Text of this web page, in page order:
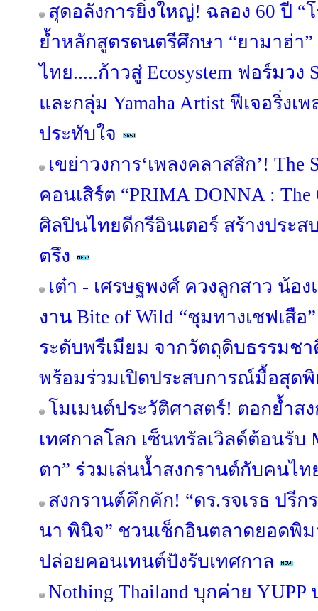
สุดอลังการยิ่งใหญ่! ฉลอง 60 ปี “
ย้ำหลักสูตรดนตรีศึกษา “ยามาฮ่า”
ไทย.....ก้าวสู่ Ecosystem ฟอร์มวง
และกลุ่ม Yamaha Artist ฟีเจอริ่งเ
ประทับใจ
เขย่าวงการ‘เพลงคลาสสิก’! The
คอนเสิร์ต “PRIMA DONNA : The
ศิลปินไทยดีกรีอินเตอร์ สร้างประส
ตรึง
เต๋า - เศรษฐพงศ์ ควงลูกสาว น้อ
งาน Bite of Wild “ชุมทางเชฟเสื
ระดับพรีเมียม จากวัตถุดิบธรรมช
พร้อมร่วมเปิดประสบการณ์มื้อสุดพิ
โมเมนต์ประวัติศาสตร์! ตอกย้ำส
เทศกาลโลก เซ็นทรัลเวิลด์ต้อนรับ
ตา” ร่วมเล่นน้ำสงกรานต์กับคนไ
สงกรานต์คึกคัก! “ดร.รจเรธ ปรีก
นา พินิจ” ชวนเช็กอินตลาดยอดพิ
ปล่อยคอนเทนต์ปังรับเทศกาล
Nothing Thailand บุกค่าย YUPP